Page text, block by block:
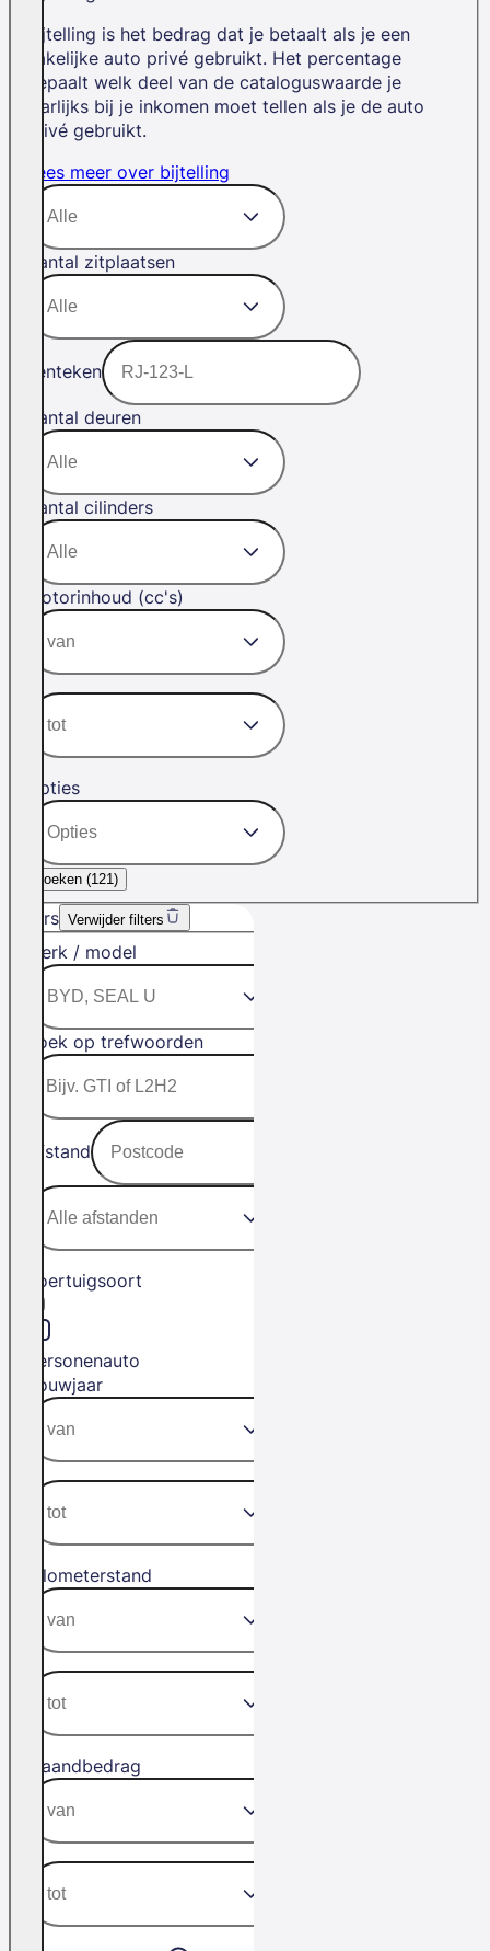
Bijtelling is het bedrag dat je betaalt als je een
zakelijke auto privé gebruikt. Het percentage
bepaalt welk deel van de cataloguswaarde je
jaarlijks bij je inkomen moet tellen als je de auto
privé gebruikt.
Lees meer over bijtelling
Aantal zitplaatsen
Kenteken
Aantal deuren
Aantal cilinders
Motorinhoud (cc's)
Opties
Zoeken (121)
Filters Verwijder filters
Merk / model
Zoek op trefwoorden
Afstand
Voertuigsoort
Personenauto
Bouwjaar
Kilometerstand
Maandbedrag